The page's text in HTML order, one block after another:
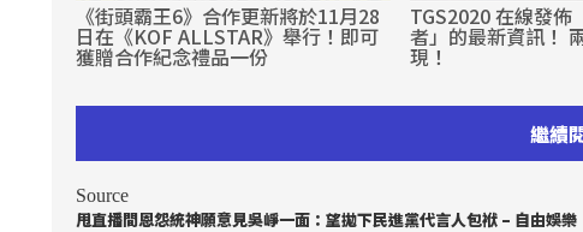
《街頭霸王6》合作更新將於11月28
日在《KOF ALLSTAR》舉行！即可
獲贈合作紀念禮品一份
TGS2020 在線發佈
者」的最新資訊！
現！
繼續
Source
甩直播間恩怨統神願意見吳崢一面：望拋下民進黨代言人包袱 – 自由娛樂